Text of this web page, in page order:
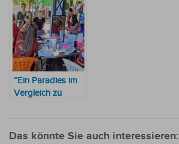
101-Jähriger bei
Jahreshauptversammlung
“Ein Paradies im
Vergleich zu
Einwanderer
Das könnte Sie auch interessieren: